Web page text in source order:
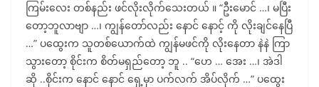
ကြမ်းလေး တစ်နည်း ဖင်လိုးလိုက်သေးတယ် ။ “ဦးမောင် …၊ မပြီး
တော့ဘူလာဗျာ …၊ ကျွန်တော်လည်း နောင် နောင့် ကို လိုးချင်နေပြီ
…” ပထွေးက သူတစ်ယောက်ထဲ ကျွန်မဖင်ကို လိုးနေတာ နဲနဲ ကြာ
သွားတော့ စိုင်းက စိတ်မရှည်တော့ ဘူ .. “ဟေ … အေး …၊ အဲဒါ
ဆို ..စိုင်းက နောင် နောင် ရှေ့မှာ ပက်လက် အိပ်လိုက် …” ပထွေး